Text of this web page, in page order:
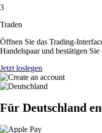
3
Traden
Öffnen Sie das Trading-
Handelspaar und bestätigen
Jetzt loslegen
Für Deutschland